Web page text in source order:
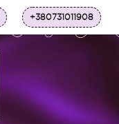
+380731011908